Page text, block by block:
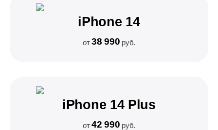
iPhone 14
от38 990 руб.
iPhone 14 Plus
от42 990 руб.